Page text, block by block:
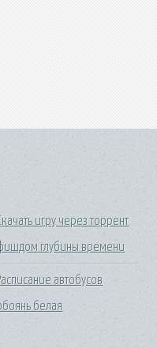
игру через торрент
глубины времени
автобусов
белая